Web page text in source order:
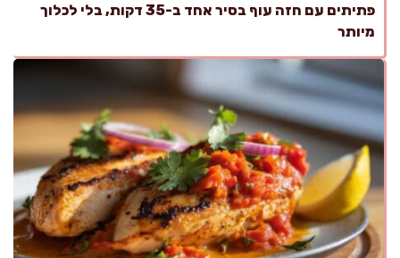
פתיתים עם חזה עוף בסיר אחד ב-35 דקות, בלי לכלוך
מיותר